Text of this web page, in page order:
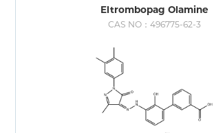
Eltrombopag Olamine
CAS NO：496775-62-3